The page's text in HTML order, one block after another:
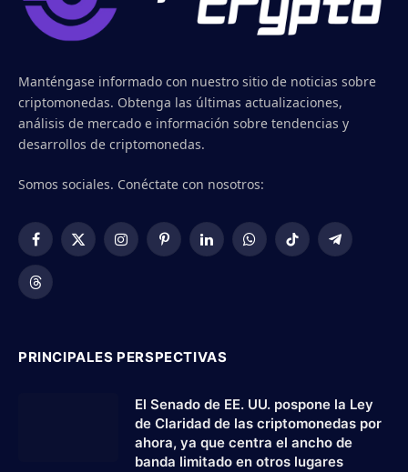
Manténgase informado con nuestro sitio de noticias sobre
criptomonedas. Obtenga las últimas actualizaciones,
análisis de mercado e información sobre tendencias y
desarrollos de criptomonedas.
Somos sociales. Conéctate con nosotros:
Facebook
X
InstagramPinterestLinkedInWhatsAppTikTok Telegram
Threads
PRINCIPALES PERSPECTIVAS
El Senado de EE. UU. pospone la Ley
de Claridad de las criptomonedas por
ahora, ya que centra el ancho de
banda limitado en otros lugares